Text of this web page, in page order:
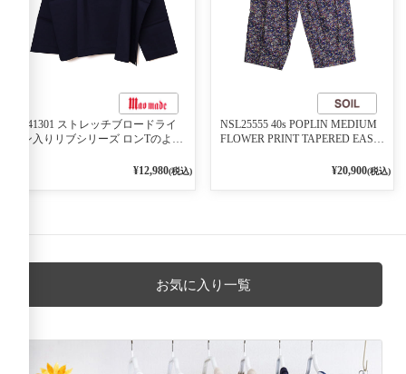
541301 ストレッチブロードライ
ン入りリブシリーズ ロンTのよう
プルオーバー 79ネイビー¥12,980(税込)
NSL25555 40s POPLIN MEDIUM
FLOWER PRINT TAPERED EASY
¥20,900(税込)
お気に入り一覧